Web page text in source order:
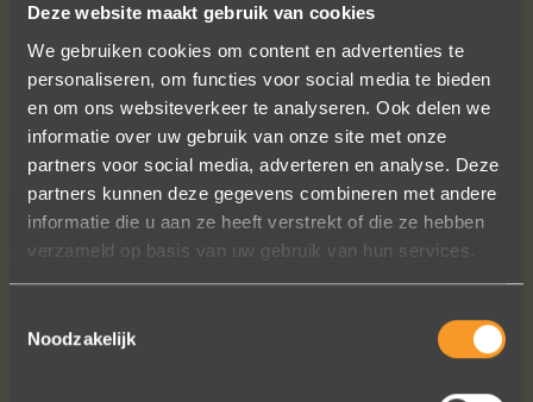
Deze website maakt gebruik van cookies
We gebruiken cookies om content en advertenties te
personaliseren, om functies voor social media te bieden
en om ons websiteverkeer te analyseren. Ook delen we
informatie over uw gebruik van onze site met onze
partners voor social media, adverteren en analyse. Deze
partners kunnen deze gegevens combineren met andere
informatie die u aan ze heeft verstrekt of die ze hebben
verzameld op basis van uw gebruik van hun services.
Noodzakelijk
VOLG ONS OP SOCIALE MEDIA
Wat een prachtige sieraden! Na mn
trouwring heb ik nu aan mn andere
hand ook een juweeltje. Zo trots als